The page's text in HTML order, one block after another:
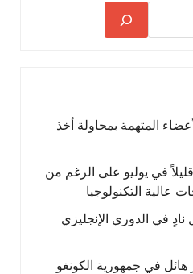
المتهمة بمحاولة أخذ
في يوليو على الرغم من
عالية التكنولوجيا
في الدوري الإنجليزي
هائل في جمهورية الكونغو